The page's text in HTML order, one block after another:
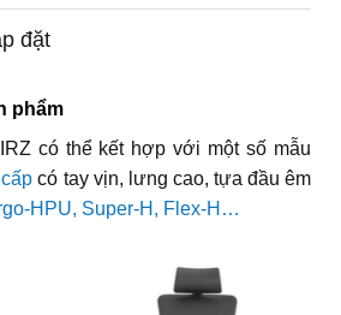
đặt
phẩm
IRZ có thể kết hợp với một số mẫu
có tay vịn, lưng cao, tựa đầu êm
HPU, Super-H , Flex-H …